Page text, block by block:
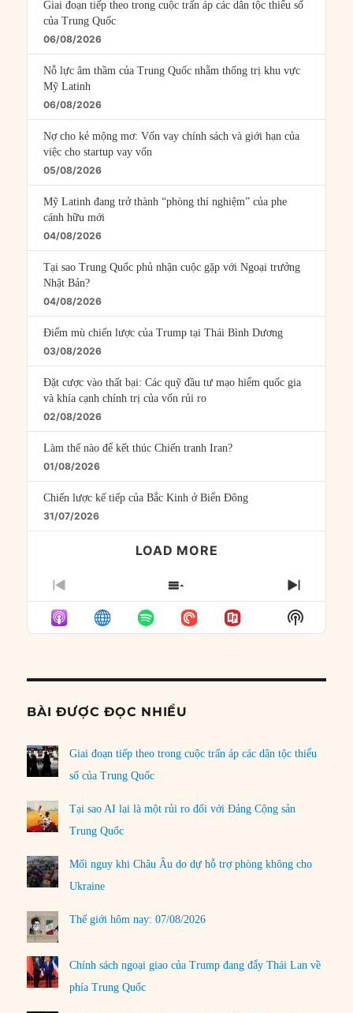
Giai đoạn tiếp theo trong cuộc trấn áp các dân tộc thiểu số
của Trung Quốc
06/08/2026
Nỗ lực âm thầm của Trung Quốc nhằm thống trị khu vực
Mỹ Latinh
06/08/2026
Nợ cho kẻ mộng mơ: Vốn vay chính sách và giới hạn của
việc cho startup vay vốn
05/08/2026
Mỹ Latinh đang trở thành “phòng thí nghiệm” của phe
cánh hữu mới
04/08/2026
Tại sao Trung Quốc phủ nhận cuộc gặp với Ngoại trưởng
Nhật Bản?
04/08/2026
Điểm mù chiến lược của Trump tại Thái Bình Dương
03/08/2026
Đặt cược vào thất bại: Các quỹ đầu tư mạo hiểm quốc gia
và khía cạnh chính trị của vốn rủi ro
02/08/2026
Làm thế nào để kết thúc Chiến tranh Iran?
01/08/2026
Chiến lược kế tiếp của Bắc Kinh ở Biển Đông
31/07/2026
LOAD MORE
PREVIOUS
EPISODE
SHOW
EPISODES
LIST
NEXT
Show
Podcast
BÀI ĐƯỢC ĐỌC NHIỀU
Giai đoạn tiếp theo trong cuộc trấn áp các dân tộc thiểu
số của Trung Quốc
Tại sao AI lại là một rủi ro đối với Đảng Cộng sản
Trung Quốc
Mối nguy khi Châu Âu do dự hỗ trợ phòng không cho
Ukraine
Thế giới hôm nay: 07/08/2026
Chính sách ngoại giao của Trump đang đẩy Thái Lan về
phía Trung Quốc